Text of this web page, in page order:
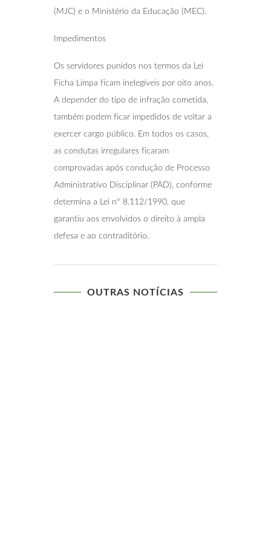
(MJC) e o Ministério da Educação (MEC).
Impedimentos
Os servidores punidos nos termos da Lei
Ficha Limpa ficam inelegíveis por oito anos.
A depender do tipo de infração cometida,
também podem ficar impedidos de voltar a
exercer cargo público. Em todos os casos,
as condutas irregulares ficaram
comprovadas após condução de Processo
Administrativo Disciplinar (PAD), conforme
determina a Lei nº 8.112/1990, que
garantiu aos envolvidos o direito à ampla
defesa e ao contraditório.
OUTRAS NOTÍCIAS